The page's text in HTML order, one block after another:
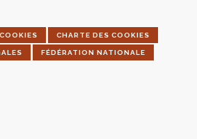
COOKIES CHARTE DES COOKIES
FÉDÉRATION NATIONALE